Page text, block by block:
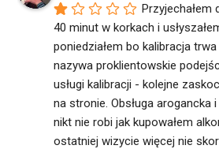
Przyjechałem
40 minut w korkach i
poniedziałem bo kalibracja
nazywa proklientowskie
usługi kalibracji - kolejne
na stronie. Obsługa arogancka
nikt nie robi jak kupowałem
ostatniej wizycie więcej nie